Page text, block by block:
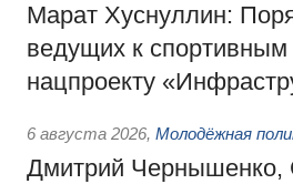
Марат Хуснуллин:
ведущих к спортивным
нацпроекту
6 августа 2026, Молодёжная
Дмитрий Чернышенко,